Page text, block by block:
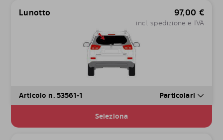
Lunotto 97,00 €
incl. spedizione e IVA
Articolo n. 53561-1 Particolari
Seleziona